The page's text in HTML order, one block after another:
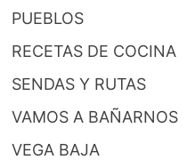
PUEBLOS
RECETAS DE COCINA
SENDAS Y RUTAS
VAMOS A BAÑARNOS
VEGA BAJA